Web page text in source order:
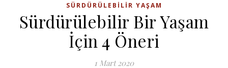
SÜRDÜRÜLEBILIR YAŞAM
Sürdürülebilir Bir Yaşam
İçin 4 Öneri
1 Mart 2020